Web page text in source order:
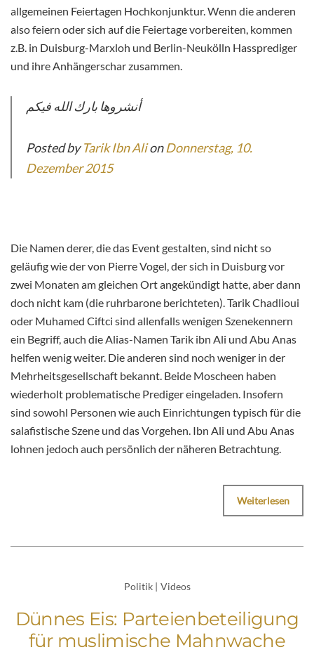
allgemeinen Feiertagen Hochkonjunktur. Wenn die anderen
also feiern oder sich auf die Feiertage vorbereiten, kommen
z.B. in Duisburg-Marxloh und Berlin-Neukölln Hassprediger
und ihre Anhängerschar zusammen.
أنشروها بارك الله فيكم
Posted byTarik Ibn AlionDonnerstag, 10.
Dezember 2015
Die Namen derer, die das Event gestalten, sind nicht so
geläufig wie der von Pierre Vogel, der sich in Duisburg vor
zwei Monaten am gleichen Ort angekündigt hatte, aber dann
doch nicht kam (die ruhrbarone berichteten). Tarik Chadlioui
oder Muhamed Ciftci sind allenfalls wenigen Szenekennern
ein Begriff, auch die Alias-Namen Tarik ibn Ali und Abu Anas
helfen wenig weiter. Die anderen sind noch weniger in der
Mehrheitsgesellschaft bekannt. Beide Moscheen haben
wiederholt problematische Prediger eingeladen. Insofern
sind sowohl Personen wie auch Einrichtungen typisch für die
salafistische Szene und das Vorgehen. Ibn Ali und Abu Anas
lohnen jedoch auch persönlich der näheren Betrachtung.
Weiterlesen
Politik | Videos
Dünnes Eis: Parteienbeteiligung
für muslimische Mahnwache